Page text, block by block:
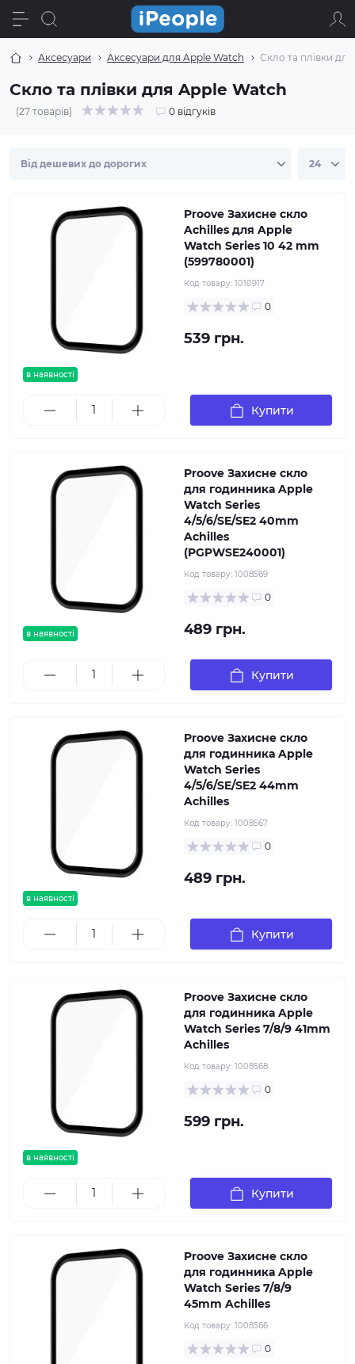
Аксесуари Аксесуари для Apple Watch Скло та плівки
Скло та плівки для Apple Watch
(27 товарів) 0 відгуків
в наявності
Proove Захисне скло
Achilles для Apple
Watch Series 10 42 mm
(599780001)
Код товару: 1010917
0
539 грн.
Купити
в наявності
Proove Захисне скло
для годинника Apple
Watch Series
4/5/6/SE/SE2 40mm
Achilles
(PGPWSE240001)
Код товару: 1008569
0
489 грн.
Купити
в наявності
Proove Захисне скло
для годинника Apple
Watch Series
4/5/6/SE/SE2 44mm
Achilles
Код товару: 1008567
0
489 грн.
Купити
в наявності
Proove Захисне скло
для годинника Apple
Watch Series 7/8/9 41mm
Achilles
Код товару: 1008568
0
599 грн.
Купити
Proove Захисне скло
для годинника Apple
Watch Series 7/8/9
45mm Achilles
Код товару: 1008566
0